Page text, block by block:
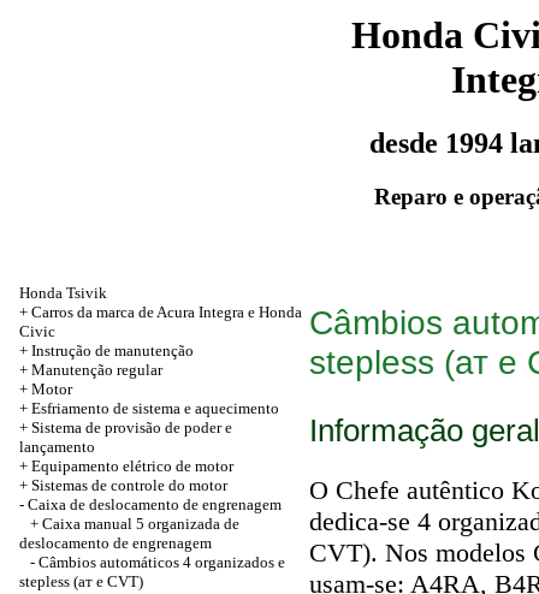
Honda
desde 1994
Reparo e
Honda Tsivik
+ Carros da marca de Acura Integra e Honda
Civic
+ Instrução de manutenção
+ Manutenção regular
+ Motor
+ Esfriamento de sistema e aquecimento
+ Sistema de provisão de poder e
lançamento
+ Equipamento elétrico de motor
+ Sistemas de controle do motor
- Caixa de deslocamento de engrenagem
+ Caixa manual 5 organizada de
deslocamento de engrenagem
- Câmbios automáticos 4 organizados e
stepless (ат e CVT)
Câmbios
stepless (ат e
Informação geral
O Chefe autêntico
dedica-se 4
CVT). Nos modelos
usam-se: A4RA,